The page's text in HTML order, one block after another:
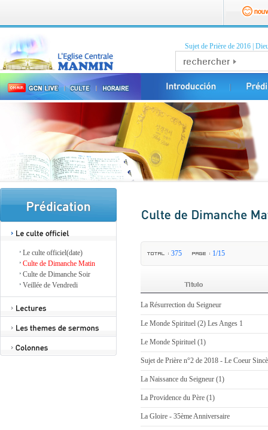
Sujet de Prière de 2016
Le culte officiel(date)
Culte de Dimanche Matin
Culte de Dimanche Soir
Veillée de Vendredi
375 1/15
La Résurrection du Seigneur
Le Monde Spirituel (2) Les Anges 1
Le Monde Spirituel (1)
Sujet de Prière n°2 de 2018 - Le Coeur
La Naissance du Seigneur (1)
La Providence du Père (1)
La Gloire - 35ème Anniversaire